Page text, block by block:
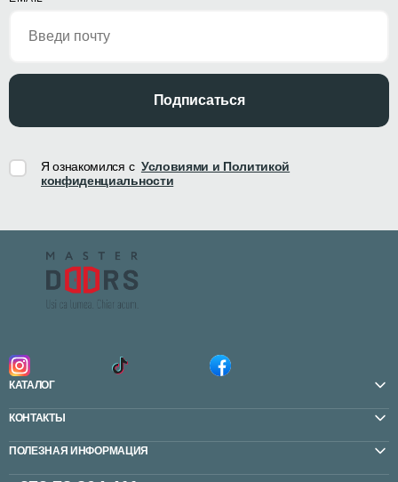
Подписаться
Я ознакомился с Условиями и Политикой
конфиденциальности
КАТАЛОГ
КОНТАКТЫ
ПОЛЕЗНАЯ ИНФОРМАЦИЯ